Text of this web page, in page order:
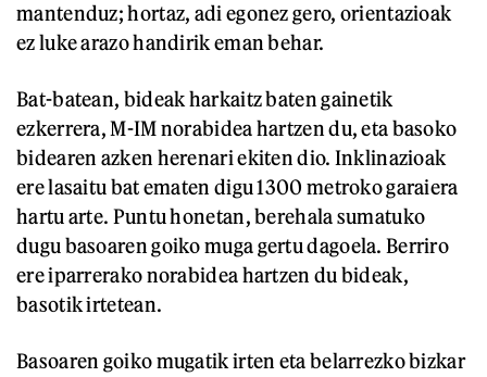
mantenduz; hortaz, adi egonez gero, orientazioak
ez luke arazo handirik eman behar.
Bat-batean, bideak harkaitz baten gainetik
ezkerrera, M-IM norabidea hartzen du, eta basoko
bidearen azken herenari ekiten dio. Inklinazioak
ere lasaitu bat ematen digu 1300 metroko garaiera
hartu arte. Puntu honetan, berehala sumatuko
dugu basoaren goiko muga gertu dagoela. Berriro
ere iparrerako norabidea hartzen du bideak,
basotik irtetean.
Basoaren goiko mugatik irten eta belarrezko bizkar